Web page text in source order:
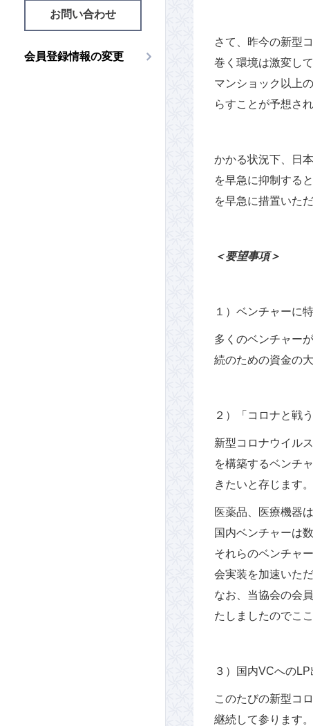
お問い合わせ
会員登録情報の変更
さて、昨今の新型
巻く環境は激変し
マンショック以上
らすことが予想され
かかる状況下、日
を早急に抑制する
を早急に措置いた
＜要望事項＞
１）ベンチャーに
多くのベンチャー
続のための資金の
２）「コロナと戦
新型コロナウイル
を構築するベンチ
きたいと存じます。
医薬品、医療機器
国内ベンチャーは
それらのベンチャ
会実装を加速いた
なお、当協会の会
たしましたのでこ
３）国内VCへの
このたびの新型コ
継続して参ります。